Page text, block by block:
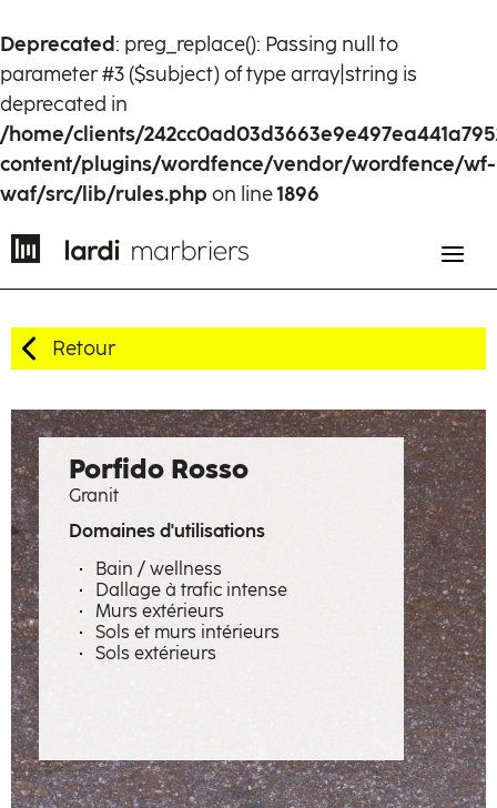
Deprecated: preg_replace(): Passing null to
parameter #3 ($subject) of type array|string is
deprecated in
/home/clients/
content/plugins/wordfence/vendor/wordfence/wf-
waf/src/lib/rules.php on line1896
Matières à émotions
Réalisations
Artisans
Retour
Porfido Rosso
Granit
Domaines d'utilisations
Bain / wellness
Dallage à trafic intense
Murs extérieurs
Sols et murs intérieurs
Sols extérieurs